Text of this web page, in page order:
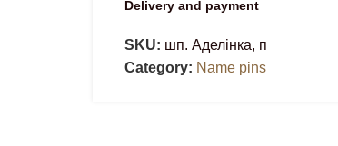
Delivery and payment
SKU: шп. Аделінка, п
Category: Name pins